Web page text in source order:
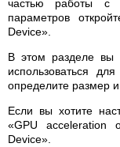
частью работы с
параметров
Device».
В этом разделе вы
использоваться
определите размер
Если вы хотите
«GPU acceleration
Device».